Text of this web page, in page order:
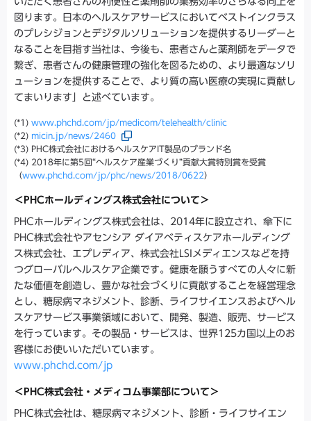
図ります。日本のヘルスケアサービスにおいてベストインクラス
のプレシジョンとデジタルソリューションを提供するリーダーと
なることを目指す当社は、今後も、患者さんと薬剤師をデータで
繋ぎ、患者さんの健康管理の強化を図るための、より最適なソリ
ューションを提供することで、より質の高い医療の実現に貢献し
てまいります」と述べています。
(*1) www.phchd.com/jp/medicom/telehealth/clinic
(*2) micin.jp/news/2460
(*3) PHC株式会社におけるヘルスケアIT製品のブランド名
(*4) 2018年に第5回“ヘルスケア産業づくり”貢献大賞特別賞を受賞
（www.phchd.com/jp/phc/news/2018/0622）
＜PHCホールディングス株式会社について＞
PHCホールディングス株式会社は、2014年に設立され、傘下に
PHC株式会社やアセンシア ダイアベティスケアホールディング
ス株式会社、エプレディア、株式会社LSIメディエンスなどを持
つグローバルヘルスケア企業です。健康を願うすべての人々に新
たな価値を創造し、豊かな社会づくりに貢献することを経営理念
とし、糖尿病マネジメント、診断、ライフサイエンスおよびヘル
スケアサービス事業領域において、開発、製造、販売、サービス
を行っています。その製品・サービスは、世界125カ国以上のお
客様にお使いいただいています。
www.phchd.com/jp
＜PHC株式会社・メディコム事業部について＞
PHC株式会社は、糖尿病マネジメント、診断・ライフサイエン